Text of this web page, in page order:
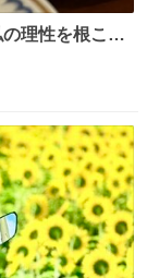
理性を根こそ